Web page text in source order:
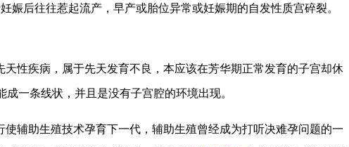
娠后往往惹起流产，早产或胎位异常或妊娠期的自发性质宫碎裂。
性疾病，属于先天发育不良，本应该在芳华期正常发育的子宫却休
一条线状，并且是没有子宫腔的环境出现。
辅助生殖技术孕育下一代，辅助生殖曾经成为打听决难孕问题的一